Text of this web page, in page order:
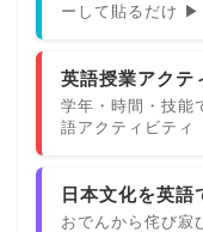
ーして貼るだけ ▶
英語授業アクテ
学年・時間・技能
語アクティビティ
日本文化を英語
おでんから侘び寂